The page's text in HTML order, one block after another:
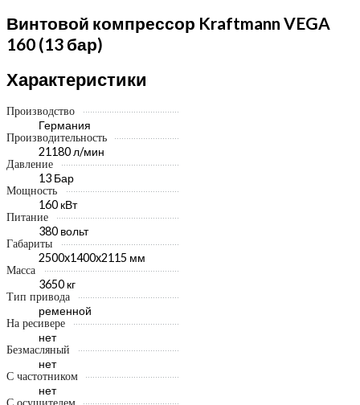
Винтовой компрессор Kraftmann VEGA
160 (13 бар)
Характеристики
Производство
Германия
Производительность
21180 л/мин
Давление
13 Бар
Мощность
160 кВт
Питание
380 вольт
Габариты
2500x1400x2115 мм
Масса
3650 кг
Тип привода
ременной
На ресивере
нет
Безмасляный
нет
С частотником
нет